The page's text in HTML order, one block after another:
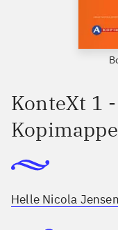
KonteXt 1
Helle Nicola Jensen